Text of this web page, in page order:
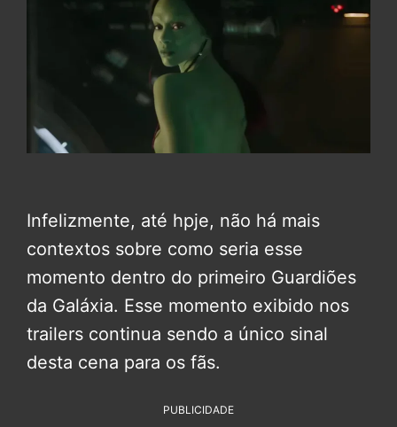
Infelizmente, até hpje, não há mais
contextos sobre como seria esse
momento dentro do primeiro Guardiões
da Galáxia. Esse momento exibido nos
trailers continua sendo a único sinal
desta cena para os fãs.
PUBLICIDADE